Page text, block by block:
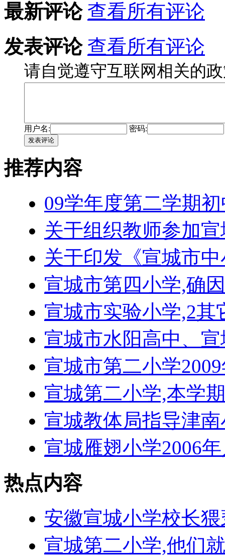
最新评论 查看所有评论
发表评论 查看所有评论
请自觉遵守互联网相关的
用户名: 密码:
发表评论
推荐内容
09学年度第二学期
关于组织教师参加
关于印发《宣城市
宣城市第四小学,确
宣城市实验小学,2
宣城市水阳高中、
宣城市第二小学
宣城第二小学,本学
宣城教体局指导津
宣城雁翅小学2006
热点内容
安徽宣城小学校长
宣城第二小学,他们